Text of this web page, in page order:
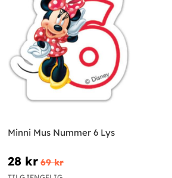
Minni Mus Nummer 6 Lys
28 kr 69 kr